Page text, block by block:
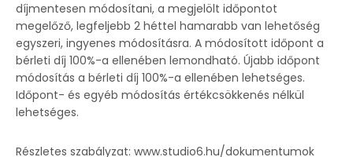
díjmentesen módosítani, a megjelölt időpontot
megelőző, legfeljebb 2 héttel hamarabb van lehetőség
egyszeri, ingyenes módosításra. A módosított időpont a
bérleti díj 100%-a ellenében lemondható. Újabb időpont
módosítás a bérleti díj 100%-a ellenében lehetséges.
Időpont- és egyéb módosítás értékcsökkenés nélkül
lehetséges.
Részletes szabályzat: www.studio6.hu/dokumentumok